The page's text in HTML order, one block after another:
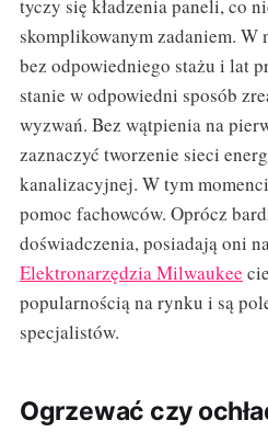
tyczy się kładzenia paneli, co
skomplikowanym zadaniem.
bez odpowiedniego stażu i lat
stanie w odpowiedni sposób
wyzwań. Bez wątpienia na
zaznaczyć tworzenie sieci
kanalizacyjnej. W tym
pomoc fachowców. Oprócz
doświadczenia, posiadają oni
Elektronarzędzia Milwaukee
popularnością na rynku i są
specjalistów.
Ogrzewać czy